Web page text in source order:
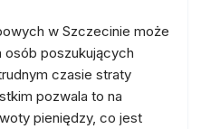
w Szczecinie może
poszukujących
czasie straty
pozwala to na
pieniędzy, co jest